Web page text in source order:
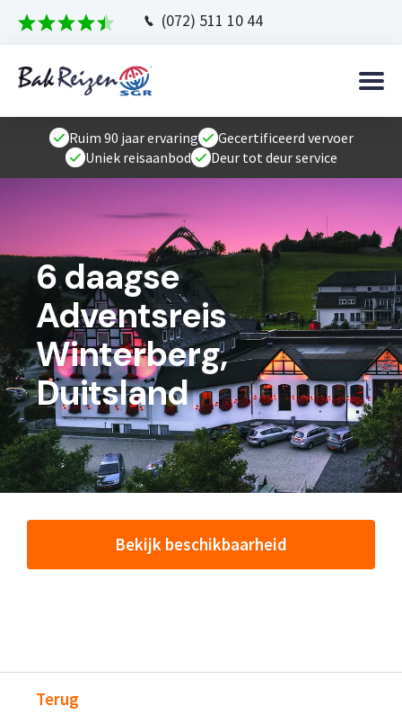
(072) 511 10 44
Ruim 90 jaar ervaring
Gecertificeerd vervoer
Uniek reisaanbod
Deur tot deur service
6 daagse
Adventsreis
Winterberg,
Duitsland
Bekijk beschikbaarheid
Terug